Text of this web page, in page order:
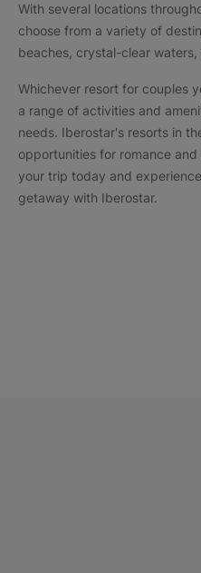
With several locations
choose from a variety of
beaches, crystal-clear
Whichever resort for couples
a range of activities and
needs. Iberostar's resorts in
opportunities for romance
your trip today and
getaway with Iberostar.